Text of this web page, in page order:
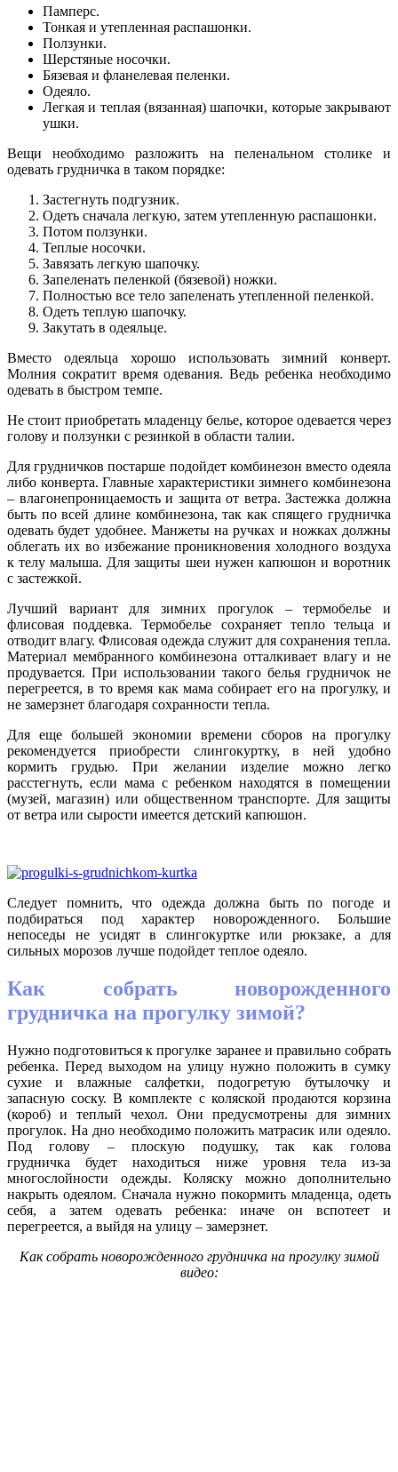
Памперс.
Тонкая и утепленная распашонки.
Ползунки.
Шерстяные носочки.
Бязевая и фланелевая пеленки.
Одеяло.
Легкая и теплая (вязанная) шапочки, которые закрывают
ушки.
Вещи необходимо разложить на пеленальном столике и
одевать грудничка в таком порядке:
Застегнуть подгузник.
Одеть сначала легкую, затем утепленную распашонки.
Потом ползунки.
Теплые носочки.
Завязать легкую шапочку.
Запеленать пеленкой (бязевой) ножки.
Полностью все тело запеленать утепленной пеленкой.
Одеть теплую шапочку.
Закутать в одеяльце.
Вместо одеяльца хорошо использовать зимний конверт.
Молния сократит время одевания. Ведь ребенка необходимо
одевать в быстром темпе.
Не стоит приобретать младенцу белье, которое одевается через
голову и ползунки с резинкой в области талии.
Для грудничков постарше подойдет комбинезон вместо одеяла
либо конверта. Главные характеристики зимнего комбинезона
– влагонепроницаемость и защита от ветра. Застежка должна
быть по всей длине комбинезона, так как спящего грудничка
одевать будет удобнее. Манжеты на ручках и ножках должны
облегать их во избежание проникновения холодного воздуха
к телу малыша. Для защиты шеи нужен капюшон и воротник
с застежкой.
Лучший вариант для зимних прогулок – термобелье и
флисовая поддевка. Термобелье сохраняет тепло тельца и
отводит влагу. Флисовая одежда служит для сохранения тепла.
Материал мембранного комбинезона отталкивает влагу и не
продувается. При использовании такого белья грудничок не
перегреется, в то время как мама собирает его на прогулку, и
не замерзнет благодаря сохранности тепла.
Для еще большей экономии времени сборов на прогулку
рекомендуется приобрести слингокуртку, в ней удобно
кормить грудью. При желании изделие можно легко
расстегнуть, если мама с ребенком находятся в помещении
(музей, магазин) или общественном транспорте. Для защиты
от ветра или сырости имеется детский капюшон.
Следует помнить, что одежда должна быть по погоде и
подбираться под характер новорожденного. Большие
непоседы не усидят в слингокуртке или рюкзаке, а для
сильных морозов лучше подойдет теплое одеяло.
Как собрать новорожденного
грудничка на прогулку зимой?
Нужно подготовиться к прогулке заранее и правильно собрать
ребенка. Перед выходом на улицу нужно положить в сумку
сухие и влажные салфетки, подогретую бутылочку и
запасную соску. В комплекте с коляской продаются корзина
(короб) и теплый чехол. Они предусмотрены для зимних
прогулок. На дно необходимо положить матрасик или одеяло.
Под голову – плоскую подушку, так как голова
грудничка будет находиться ниже уровня тела из-за
многослойности одежды. Коляску можно дополнительно
накрыть одеялом. Сначала нужно покормить младенца, одеть
себя, а затем одевать ребенка: иначе он вспотеет и
перегреется, а выйдя на улицу – замерзнет.
Как собрать новорожденного грудничка на прогулку зимой
видео: